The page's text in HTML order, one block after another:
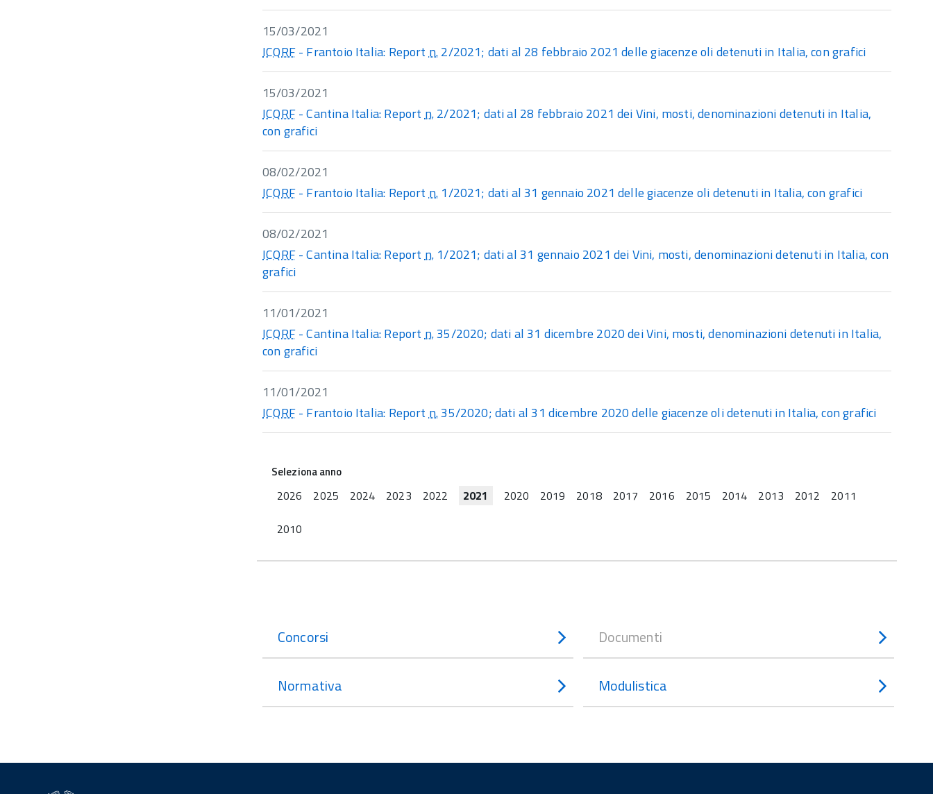
15/03/2021
ICQRF- Frantoio Italia: Reportn.2/2021; dati al 28 febbraio 2021 delle giacenze oli detenuti in Italia, con grafici
15/03/2021
ICQRF- Cantina Italia: Reportn.2/2021; dati al 28 febbraio 2021 dei Vini, mosti, denominazioni detenuti in Italia,
con grafici
08/02/2021
ICQRF- Frantoio Italia: Reportn. 1/2021; dati al 31 gennaio 2021 delle giacenze oli detenuti in Italia, con grafici
08/02/2021
ICQRF- Cantina Italia: Reportn.1/2021; dati al 31 gennaio 2021 dei Vini, mosti, denominazioni detenuti in Italia, con
grafici
11/01/2021
ICQRF- Cantina Italia: Reportn.35/2020; dati al 31 dicembre 2020 dei Vini, mosti, denominazioni detenuti in Italia,
con grafici
11/01/2021
ICQRF- Frantoio Italia: Reportn.35/2020; dati al 31 dicembre 2020 delle giacenze oli detenuti in Italia, con grafici
Seleziona anno
2026 2025 2024 2023 2022 2021 2020 2019 2018 2017 2016 2015 2014 2013 2012
2011
2010
Concorsi Documenti
Normativa Modulistica